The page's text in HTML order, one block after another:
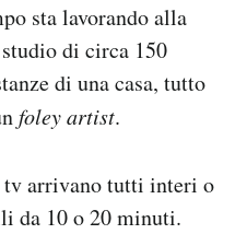
sta lavorando alla
di circa 150
di una casa, tutto
foley artist.
arrivano tutti interi o
da 10 o 20 minuti.